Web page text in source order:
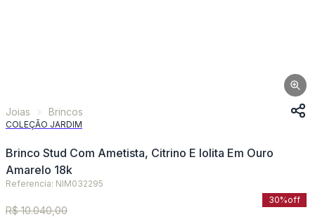
Joias Brincos
COLEÇÃO JARDIM
Brinco Stud Com Ametista, Citrino E Iolita Em Ouro
Amarelo 18k
Referencia: NIM032295
30%off
R$ 10.040,00